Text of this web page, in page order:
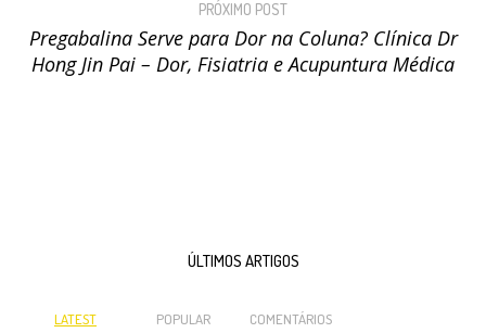
PRÓXIMO POST
Pregabalina Serve para Dor na Coluna? Clínica Dr
Hong Jin Pai – Dor, Fisiatria e Acupuntura Médica
ÚLTIMOS ARTIGOS
LATEST POPULAR COMENTÁRIOS